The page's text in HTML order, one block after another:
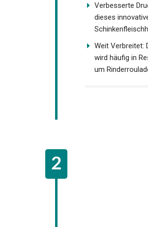
Verbesserte
dieses
Weit Verbreitet:
wird häufig in
um